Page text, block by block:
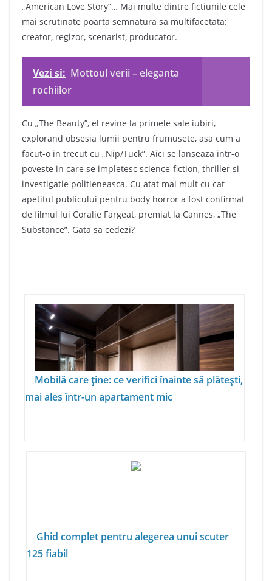
„American Love Story”… Mai multe dintre fictiunile cele
mai scrutinate poarta semnatura sa multifacetata:
creator, regizor, scenarist, producator.
Vezi si: Mottoul verii – eleganta
rochiilor
Cu „The Beauty”, el revine la primele sale iubiri,
explorand obsesia lumii pentru frumusete, asa cum a
facut-o in trecut cu „Nip/Tuck”. Aici se lanseaza intr-o
poveste in care se impletesc science-fiction, thriller si
investigatie politieneasca. Cu atat mai mult cu cat
apetitul publicului pentru body horror a fost confirmat
de filmul lui Coralie Fargeat, premiat la Cannes, „The
Substance”. Gata sa cedezi?
Mobilă care ține: ce verifici înainte să plătești,
mai ales într-un apartament mic
Ghid complet pentru alegerea unui scuter
125 fiabil